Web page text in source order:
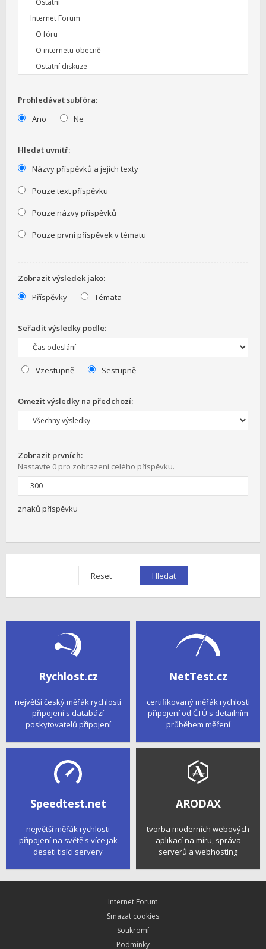
Prohledávat subfóra:
Ano
Ne
Hledat uvnitř:
Názvy příspěvků a jejich texty
Pouze text příspěvku
Pouze názvy příspěvků
Pouze první příspěvek v tématu
Zobrazit výsledek jako:
Příspěvky
Témata
Seřadit výsledky podle:
Vzestupně Sestupně
Omezit výsledky na předchozí:
Zobrazit prvních:
Nastavte 0 pro zobrazení celého příspěvku.
znaků příspěvku
Rychlost.cz
největší český měřák rychlosti
připojení s databází
poskytovatelů připojení
NetTest.cz
certifikovaný měřák rychlosti
připojení od ČTÚ s detailním
průběhem měření
Speedtest.net
největší měřák rychlosti
připojení na světě s více jak
deseti tisíci servery
ARODAX
tvorba moderních webových
aplikací na míru, správa
serverů a webhosting
Internet Forum
Smazat cookies
Soukromí
Podmínky